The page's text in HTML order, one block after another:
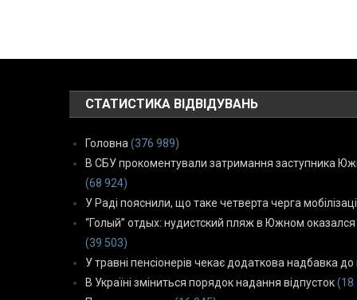
СТАТИСТИКА ВІДВІДУВАНЬ
Головна (376 989)
В СБУ прокоментували затримання заступника
(68 924)
У Раді пояснили, що таке четверта черга
“Голый” отдых: нудистский пляж в Южном
(39 503)
У травні пенсіонерів чекає додаткова надбавка до
В Україні зміниться порядок надання відпусток (18